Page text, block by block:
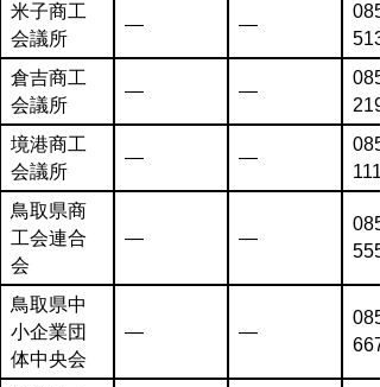
米子商工
会議所
― ―
倉吉商工
会議所
― ―
境港商工
会議所
― ―
鳥取県商
工会連合
会
― ―
鳥取県中
小企業団
体中央会
― ―